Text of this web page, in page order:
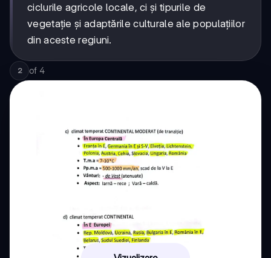
ciclurile agricole locale, ci și tipurile de
vegetație și adaptările culturale ale populațiilor
din aceste regiuni.
2 of 4